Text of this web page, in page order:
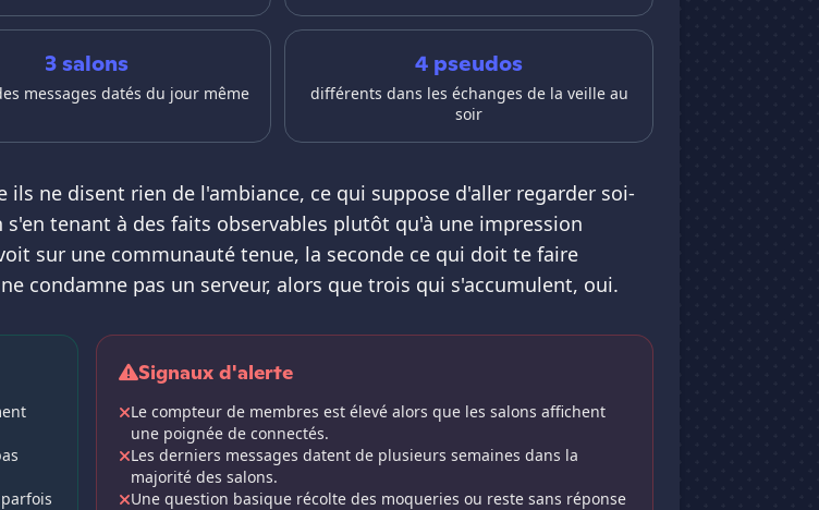
3 salons
messages datés du jour même
4 pseudos
différents dans les échanges de la veille au
soir
ne disent rien de l'ambiance, ce qui suppose d'aller regarder soi-
tenant à des faits observables plutôt qu'à une impression
sur une communauté tenue, la seconde ce qui doit te faire
condamne pas un serveur, alors que trois qui s'accumulent, oui.
Signaux d'alerte
Le compteur de membres est élevé alors que les salons affichent
une poignée de connectés.
Les derniers messages datent de plusieurs semaines dans la
majorité des salons.
Une question basique récolte des moqueries ou reste sans réponse